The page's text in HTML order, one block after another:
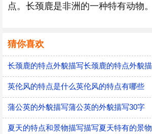
点。长颈鹿是非洲的一种特有动物。
猜你喜欢
英伦风的特点是什么英伦风的特点有哪些
蒲公英的外貌描写蒲公英的外貌描写30字
夏天的特点和景物描写描写夏天特有的景物